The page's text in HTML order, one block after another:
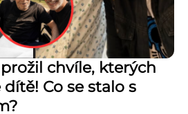
chvíle, kterých
Co se stalo s